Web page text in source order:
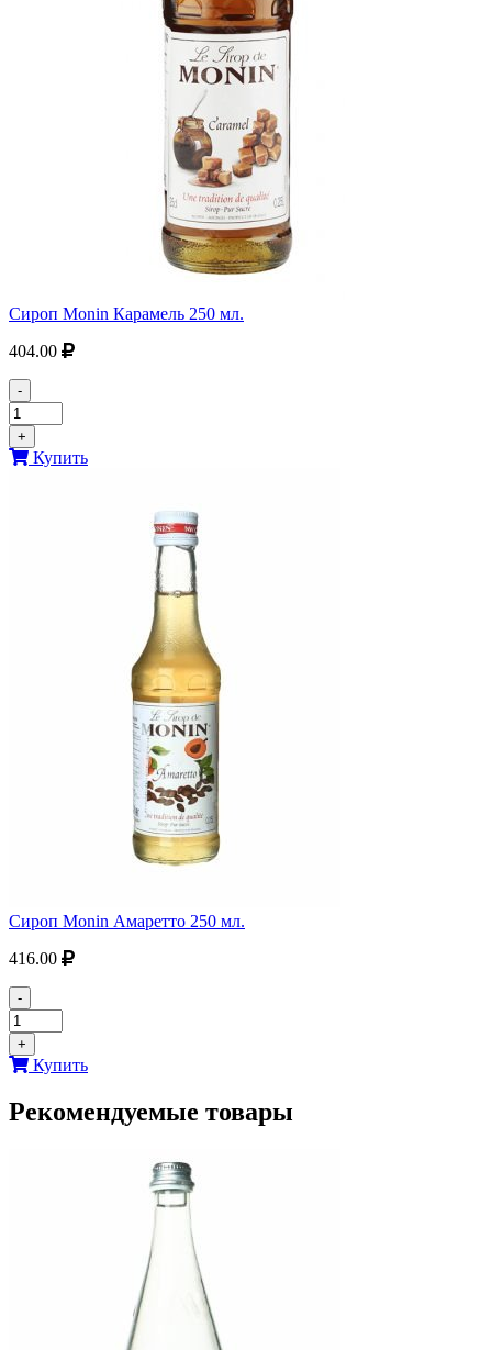
Сироп Monin Карамель 250 мл.
404.00
-
+
Купить
Сироп Monin Амаретто 250 мл.
416.00
-
+
Купить
Рекомендуемые товары